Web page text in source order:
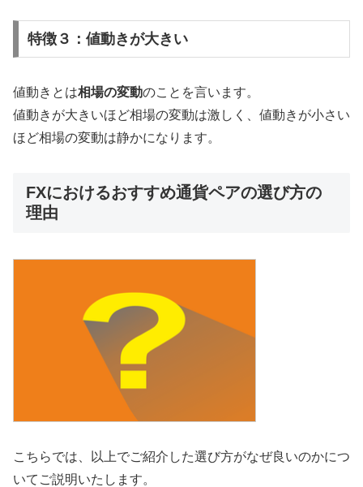
特徴３：値動きが大きい
値動きとは相場の変動のことを言います。
値動きが大きいほど相場の変動は激しく、値動きが小さい
ほど相場の変動は静かになります。
FXにおけるおすすめ通貨ペアの選び方の
理由
こちらでは、以上でご紹介した選び方がなぜ良いのかにつ
いてご説明いたします。